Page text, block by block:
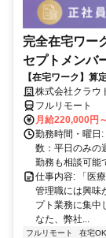
完全在宅ワー
セプトメンバ
【在宅ワーク】算
かせる！
株式会社クラウ
フルリモート
月給220,000円
勤務時間・曜
数：平日のみの
勤務も相談可能
仕事内容: 「医
管理職には興味
プト業務に集中
なた、弊社...
フルリモート 在宅OK